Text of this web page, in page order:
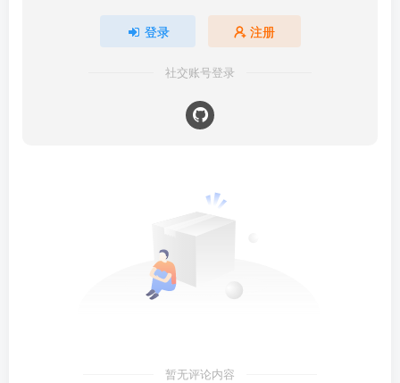
登录 注册
社交账号登录
暂无评论内容